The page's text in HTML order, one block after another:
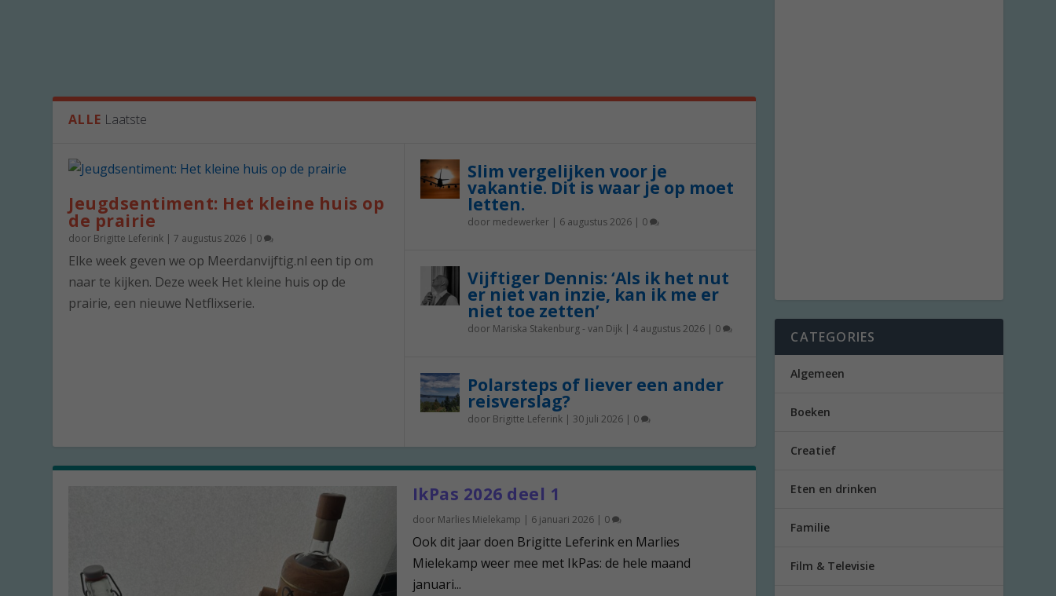
ALLE Laatste
Jeugdsentiment: Het kleine huis op
de prairie
door Brigitte Leferink |7 augustus 2026 | 0
Elke week geven we op Meerdanvijftig.nl een tip om
naar te kijken. Deze week Het kleine huis op de
prairie, een nieuwe Netflixserie.
Slim vergelijken voor je
vakantie. Dit is waar je op moet
letten.
door medewerker| 6 augustus 2026| 0
Vijftiger Dennis: ‘Als ik het nut
er niet van inzie, kan ik me er
niet toe zetten’
door Mariska Stakenburg - van Dijk| 4 augustus 2026| 0
Polarsteps of liever een ander
reisverslag?
door Brigitte Leferink| 30 juli 2026| 0
IkPas 2026 deel 1
door Marlies Mielekamp | 6 januari 2026| 0
Ook dit jaar doen Brigitte Leferink en Marlies
Mielekamp weer mee met IkPas: de hele maand
januari...
CATEGORIES
Algemeen
Boeken
Creatief
Eten en drinken
Familie
Film & Televisie